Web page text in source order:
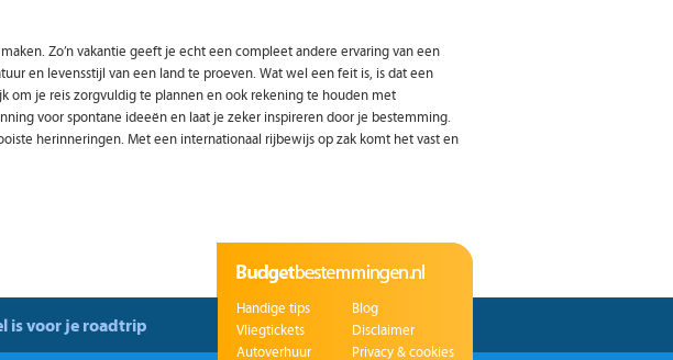
Zo’n vakantie geeft je echt een compleet andere ervaring van een
en levensstijl van een land te proeven. Wat wel een feit is, is dat een
om je reis zorgvuldig te plannen en ook rekening te houden met
voor spontane ideeën en laat je zeker inspireren door je bestemming.
herinneringen. Met een internationaal rijbewijs op zak komt het vast en
is voor je roadtrip
Handige tips
Vliegtickets
Autoverhuur
Blog
Disclaimer
Privacy & cookies